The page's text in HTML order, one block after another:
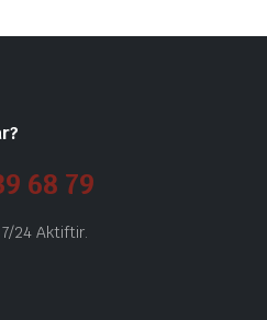
68 79
24 Aktiftir.